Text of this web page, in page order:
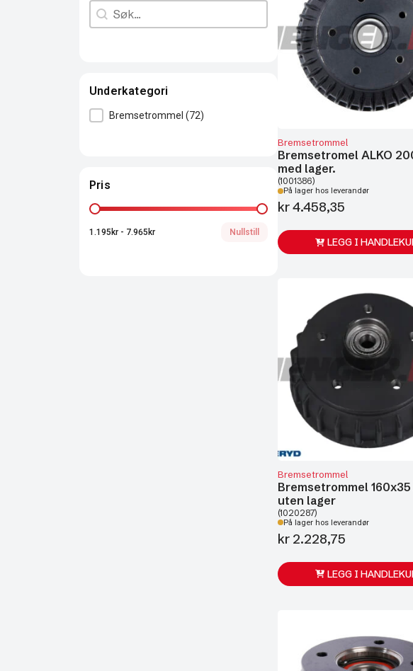
Søk
Search content
Underkategori
Underkategori
Bremsetrommel (72)
Pris
Pris
1.195kr - 7.965kr Nullstill
Bremsetrommel
Bremsetromel ALKO
med lager.
(1001386)
På lager hos leverandør
kr4.458,35
LEGG I
Bremsetrommel
Bremsetrommel 160x35
uten lager
(1020287)
På lager hos leverandør
kr 2.228,75
LEGG I